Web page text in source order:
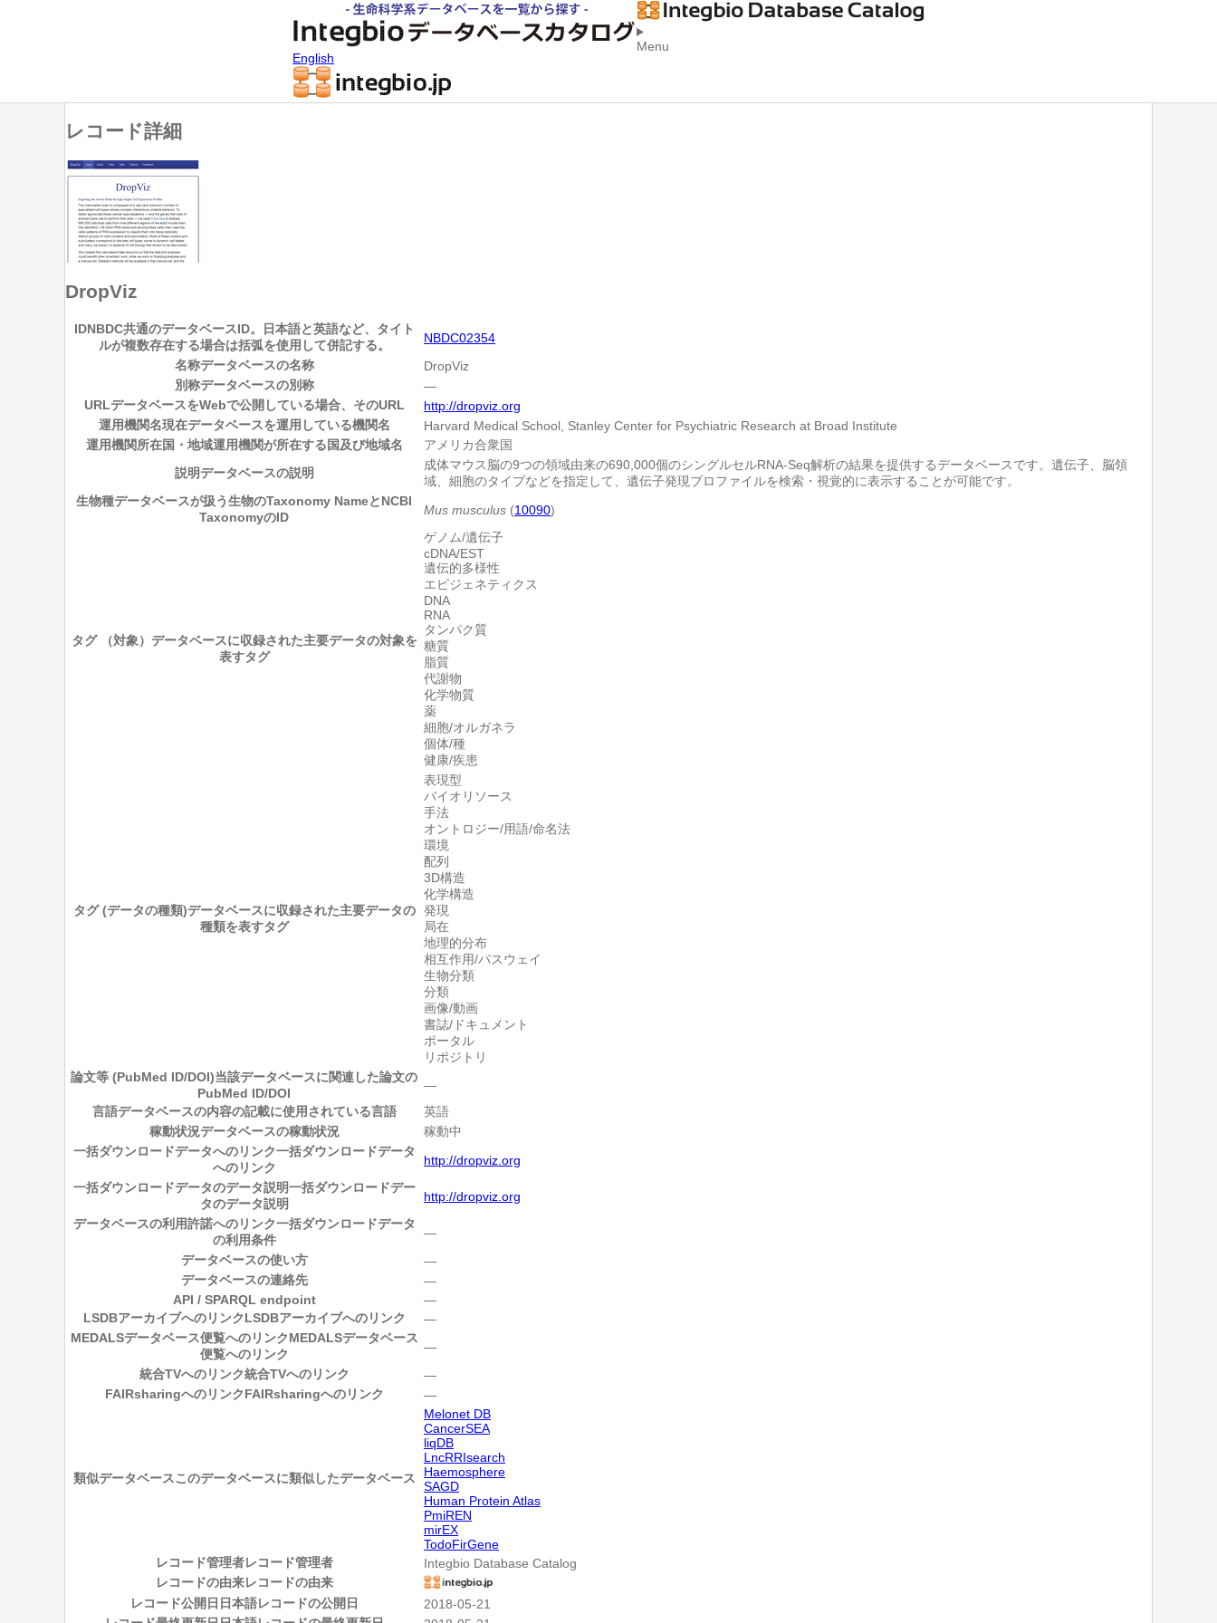
English
Menu
レコード詳細
DropViz
IDNBDC共通のデータベースID。日本語と英語など、タイト
ルが複数存在する場合は括弧を使用して併記する。
NBDC02354
名称データベースの名称
DropViz
別称データベースの別称
―
URLデータベースをWebで公開している場合、そのURL
http://dropviz.org
運用機関名現在データベースを運用している機関名
Harvard Medical School, Stanley Center for Psychiatric Research at Broad Institute
運用機関所在国・地域運用機関が所在する国及び地域名
アメリカ合衆国
説明データベースの説明
成体マウス脳の9つの領域由来の690,000個のシングルセルRNA-Seq解析の結果を提供するデータベースです。遺伝子、脳領
域、細胞のタイプなどを指定して、遺伝子発現プロファイルを検索・視覚的に表示することが可能です。
生物種データベースが扱う生物のTaxonomy NameとNCBI
TaxonomyのID
Mus musculus (10090)
タグ （対象） データベースに収録された主要データの対象を
表すタグ
ゲノム/遺伝子
cDNA/EST
遺伝的多様性
エピジェネティクス
DNA
RNA
タンパク質
糖質
脂質
代謝物
化学物質
薬
細胞/オルガネラ
個体/種
健康/疾患
タグ (データの種類)データベースに収録された主要データの
種類を表すタグ
表現型
バイオリソース
手法
オントロジー/用語/命名法
環境
配列
3D構造
化学構造
発現
局在
地理的分布
相互作用/パスウェイ
生物分類
分類
画像/動画
書誌/ドキュメント
ポータル
リポジトリ
論文等 (PubMed ID/DOI)当該データベースに関連した論文の
PubMed ID/DOI
―
言語データベースの内容の記載に使用されている言語
英語
稼動状況データベースの稼動状況
稼動中
一括ダウンロードデータへのリンク一括ダウンロードデータ
へのリンク
http://dropviz.org
一括ダウンロードデータのデータ説明一括ダウンロードデー
タのデータ説明
http://dropviz.org
データベースの利用許諾へのリンク一括ダウンロードデータ
の利用条件
―
データベースの使い方
―
データベースの連絡先
―
API / SPARQL endpoint
―
LSDBアーカイブへのリンクLSDBアーカイブへのリンク
―
MEDALSデータベース便覧へのリンクMEDALSデータベース
便覧へのリンク
―
統合TVへのリンク統合TVへのリンク
―
FAIRsharingへのリンクFAIRsharingへのリンク ―
類似データベースこのデータベースに類似したデータベース
Melonet DB
CancerSEA
liqDB
LncRRIsearch
Haemosphere
SAGD
Human Protein Atlas
PmiREN
mirEX
TodoFirGene
レコード管理者レコード管理者
Integbio Database Catalog
レコードの由来レコードの由来
レコード公開日 日本語レコードの公開日
2018-05-21